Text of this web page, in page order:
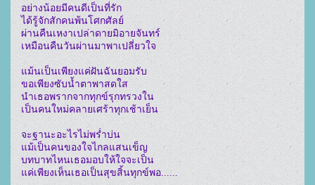
อย่างน้อยมีคนดีเป็นที่รัก
ได้รู้จักสักคนพ้นโศกศัลย์
ผ่านคืนเหงาเปล่าดายมิอายจันทร์
เหมือนคืนวันผ่านมาพาเปลี่ยวใจ
แม้นเป็นเพียงแค่ฝันฉันยอมรับ
ขอเพียงซับน้ำตาพาสดใส
นำเธอพรากจากทุกข์รุกทรวงใน
เป็นคนใหม่คลายเศร้าทุกเช้าเย็น
จะฐานะอะไรไม่พร่ำบ่น
แม้เป็นคนของใจไกลแสนเข็ญ
บทบาทไหนเธอมอบให้ใจจะเป็น